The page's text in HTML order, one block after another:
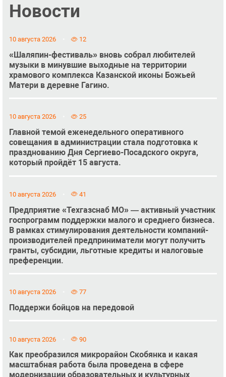
Новости
10 августа 2026 12
«Шаляпин-фестиваль» вновь собрал любителей
музыки в минувшие выходные на территории
храмового комплекса Казанской иконы Божьей
Матери в деревне Гагино.
10 августа 2026 25
Главной темой еженедельного оперативного
совещания в администрации стала подготовка к
празднованию Дня Сергиево-Посадского округа,
который пройдёт 15 августа.
10 августа 2026 41
Предприятие «Техгазснаб МО» — активный участник
госпрограмм поддержки малого и среднего бизнеса.
В рамках стимулирования деятельности компаний-
производителей предприниматели могут получить
гранты, субсидии, льготные кредиты и налоговые
преференции.
10 августа 2026 77
Поддержи бойцов на передовой
10 августа 2026 90
Как преобразился микрорайон Скобянка и какая
масштабная работа была проведена в сфере
модернизации образовательных и культурных